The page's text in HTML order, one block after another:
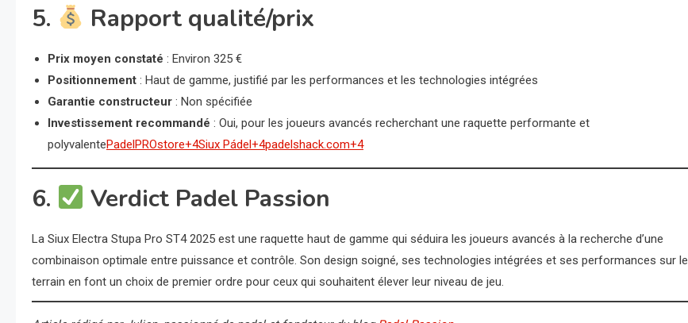
5. Rapport qualité/prix
Prix moyen constaté : Environ 325 €
Positionnement : Haut de gamme, justifié par les performances et les technologies intégrées
Garantie constructeur : Non spécifiée
Investissement recommandé : Oui, pour les joueurs avancés recherchant une raquette performante et
polyvalentePadelPROstore+4Siux Pádel+4padelshack.com+4
6. Verdict Padel Passion
La Siux Electra Stupa Pro ST4 2025 est une raquette haut de gamme qui séduira les joueurs avancés à la recherche d’une
combinaison optimale entre puissance et contrôle. Son design soigné, ses technologies intégrées et ses performances sur le
terrain en font un choix de premier ordre pour ceux qui souhaitent élever leur niveau de jeu.